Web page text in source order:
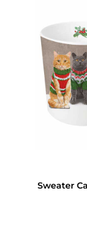
Sweater